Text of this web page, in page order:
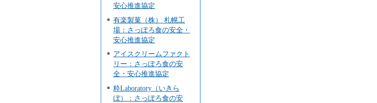
安心推進協定
有楽製菓（株） 札幌工
場：さっぽろ食の安全・
安心推進協定
アイスクリームファクト
リー：さっぽろ食の安
全・安心推進協定
粋Laboratory（いきら
ぼ）：さっぽろ食の安